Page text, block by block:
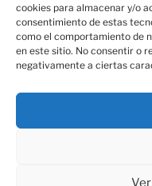
cookies para almacenar y/o
consentimiento de estas
como el comportamiento de
en este sitio. No consentir o
negativamente a ciertas